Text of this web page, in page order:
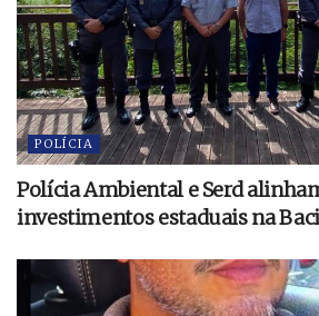
POLÍCIA
Polícia Ambiental e Serd
investimentos estaduais na